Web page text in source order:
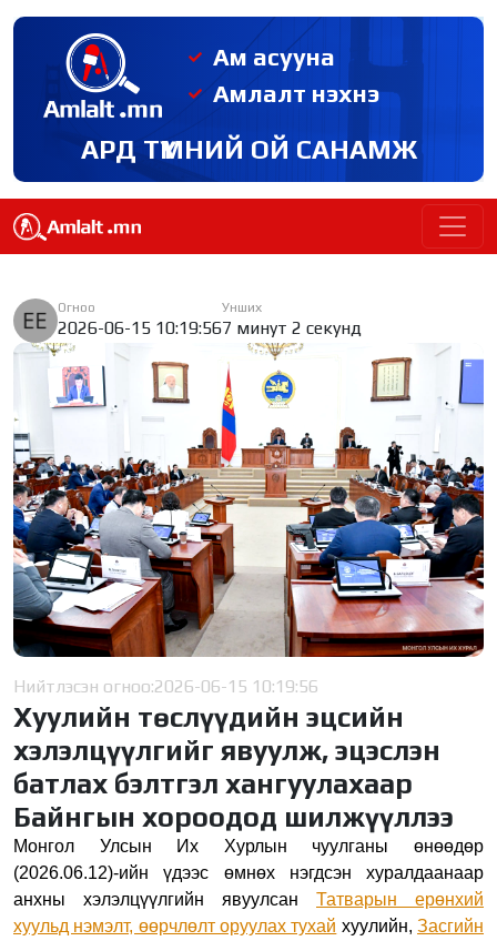
Ам асууна
Амлалт нэхнэ
АРД ТҮМНИЙ ОЙ САНАМЖ
Огноо
2026-06-15 10:19:56
Унших
7 минут 2 секунд
Нийтлэсэн огноо:2026-06-15 10:19:56
Хуулийн төслүүдийн эцсийн
хэлэлцүүлгийг явуулж, эцэслэн
батлах бэлтгэл хангуулахаар
Байнгын хороодод шилжүүллээ
Монгол Улсын Их Хурлын чуулганы өнөөдөр
(2026.06.12)-ийн үдээс өмнөх нэгдсэн хуралдаанаар
анхны хэлэлцүүлгийн явуулсан Татварын ерөнхий
хуульд нэмэлт, өөрчлөлт оруулах тухай хуулийн,Засгийн